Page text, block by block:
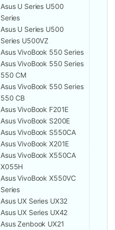
Asus U Series U500
Series
Asus U Series U500
Series U500VZ
Asus VivoBook 550 Series
Asus VivoBook 550 Series
550 CM
Asus VivoBook 550 Series
550 CB
Asus VivoBook F201E
Asus VivoBook S200E
Asus VivoBook S550CA
Asus VivoBook X201E
Asus VivoBook X550CA
X055H
Asus VivoBook X550VC
Series
Asus UX Series UX32
Asus UX Series UX42
Asus Zenbook UX21